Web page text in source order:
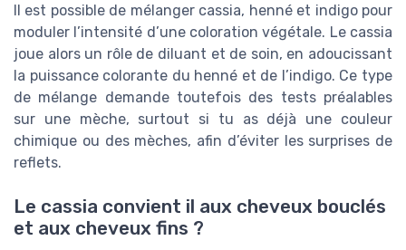
Il est possible de mélanger cassia, henné et indigo pour
moduler l’intensité d’une coloration végétale. Le cassia
joue alors un rôle de diluant et de soin, en adoucissant
la puissance colorante du henné et de l’indigo. Ce type
de mélange demande toutefois des tests préalables
sur une mèche, surtout si tu as déjà une couleur
chimique ou des mèches, afin d’éviter les surprises de
reflets.
Le cassia convient il aux cheveux bouclés
et aux cheveux fins ?